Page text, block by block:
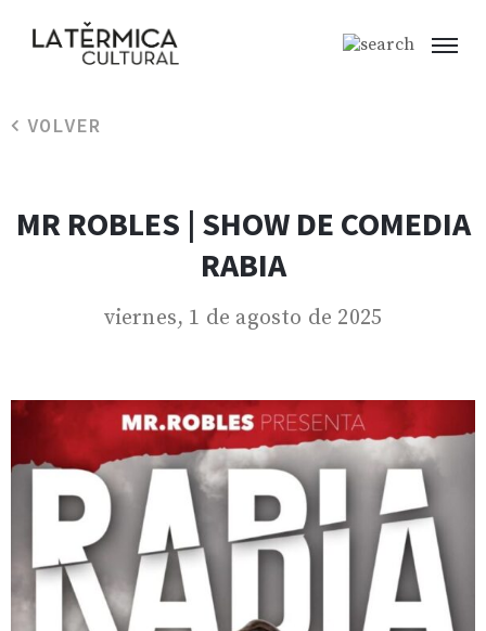
VOLVER
MR ROBLES | SHOW DE COMEDIA
RABIA
viernes, 1 de agosto de 2025